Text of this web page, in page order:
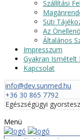
Szállítási
Süti
Az
Általános
Impresszum
Gyakran Ismételt
Kapcsolat
info@dev.sunmed.hu
+36 30 865 7792
Egészségügyi
Menü